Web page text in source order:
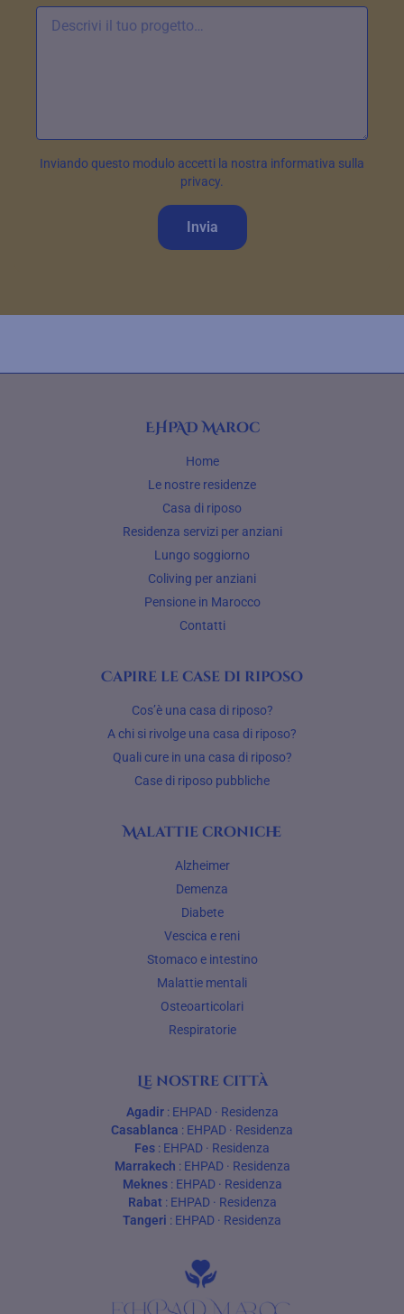
Inviando questo modulo accetti la nostra informativa sulla
privacy.
Invia
EHPAD Maroc
Home
Le nostre residenze
Casa di riposo
Residenza servizi per anziani
Lungo soggiorno
Coliving per anziani
Pensione in Marocco
Contatti
Capire le case di riposo
Cos’è una casa di riposo?
A chi si rivolge una casa di riposo?
Quali cure in una casa di riposo?
Case di riposo pubbliche
Malattie croniche
Alzheimer
Demenza
Diabete
Vescica e reni
Stomaco e intestino
Malattie mentali
Osteoarticolari
Respiratorie
Le nostre città
Agadir: EHPAD· Residenza
Casablanca : EHPAD · Residenza
Fes : EHPAD · Residenza
Marrakech : EHPAD· Residenza
Meknes: EHPAD· Residenza
Rabat: EHPAD· Residenza
Tangeri : EHPAD · Residenza